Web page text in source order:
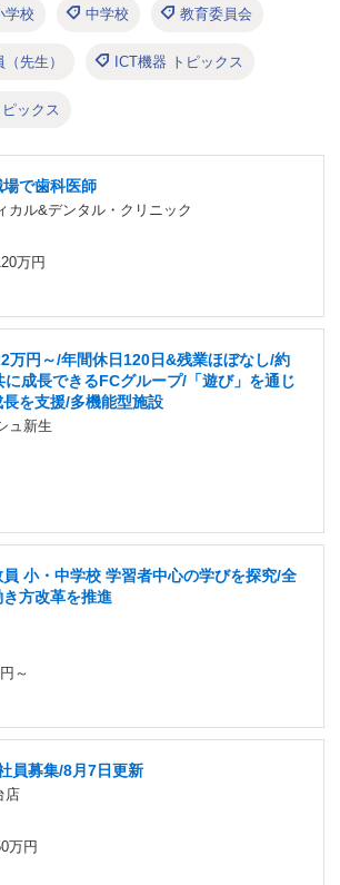
学校 中学校 教育委員会
先生） ICT機器 トピックス
ックス
で歯科医師
カル&デンタル・クリニック
万円
万円～/年間休日120日&残業ほぼなし/約
成長できるFCグループ/「遊び」を通じ
を支援/多機能型施設
ュ新生
小・中学校 学習者中心の学びを探究/全
方改革を推進
～
員募集/8月7日更新
店
万円